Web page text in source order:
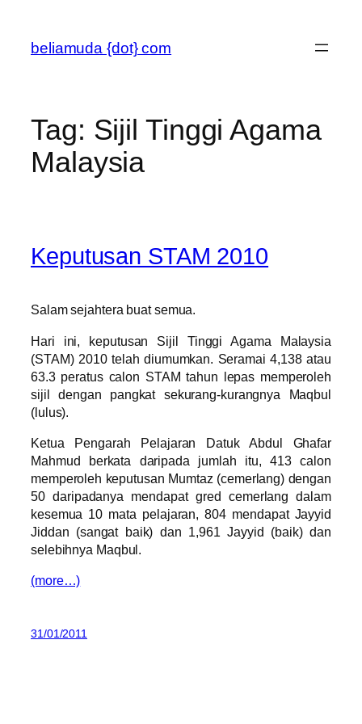
content
beliamuda {dot} com
Tag: Sijil Tinggi Agama
Malaysia
Keputusan STAM 2010
Salam sejahtera buat semua.
Hari ini, keputusan Sijil Tinggi Agama Malaysia
(STAM) 2010 telah diumumkan. Seramai 4,138 atau
63.3 peratus calon STAM tahun lepas memperoleh
sijil dengan pangkat sekurang-kurangnya Maqbul
(lulus).
Ketua Pengarah Pelajaran Datuk Abdul Ghafar
Mahmud berkata daripada jumlah itu, 413 calon
memperoleh keputusan Mumtaz (cemerlang) dengan
50 daripadanya mendapat gred cemerlang dalam
kesemua 10 mata pelajaran, 804 mendapat Jayyid
Jiddan (sangat baik) dan 1,961 Jayyid (baik) dan
selebihnya Maqbul.
(more…)
31/01/2011